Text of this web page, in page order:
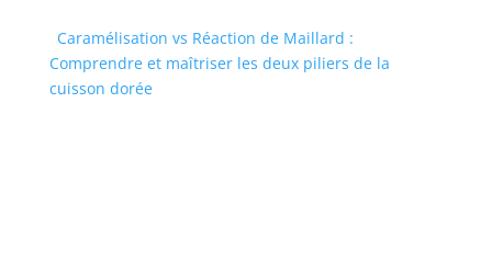
Caramélisation vs Réaction de Maillard :
Comprendre et maîtriser les deux piliers de la
cuisson dorée